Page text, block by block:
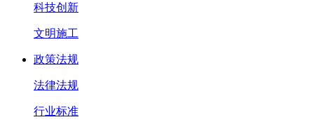
科技创新
文明施工
政策法规
法律法规
行业标准